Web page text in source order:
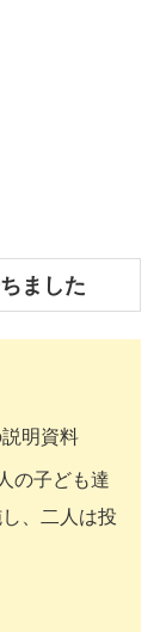
ました
明資料
の子ども達
、二人は投